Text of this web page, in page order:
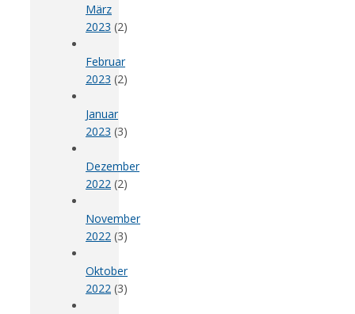
März
2023 (2)
Februar
2023 (2)
Januar
2023 (3)
Dezember
2022 (2)
November
2022 (3)
Oktober
2022 (3)